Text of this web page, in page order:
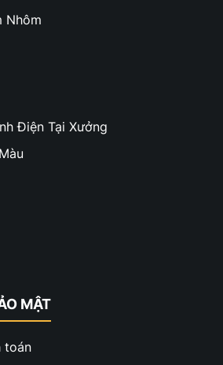
Nhôm
Điện Tại Xưởng
MẬT
toán